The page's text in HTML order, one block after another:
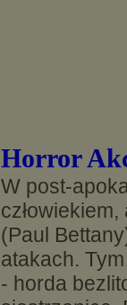
Horror
W post-
(Paul
atakach.
- horda